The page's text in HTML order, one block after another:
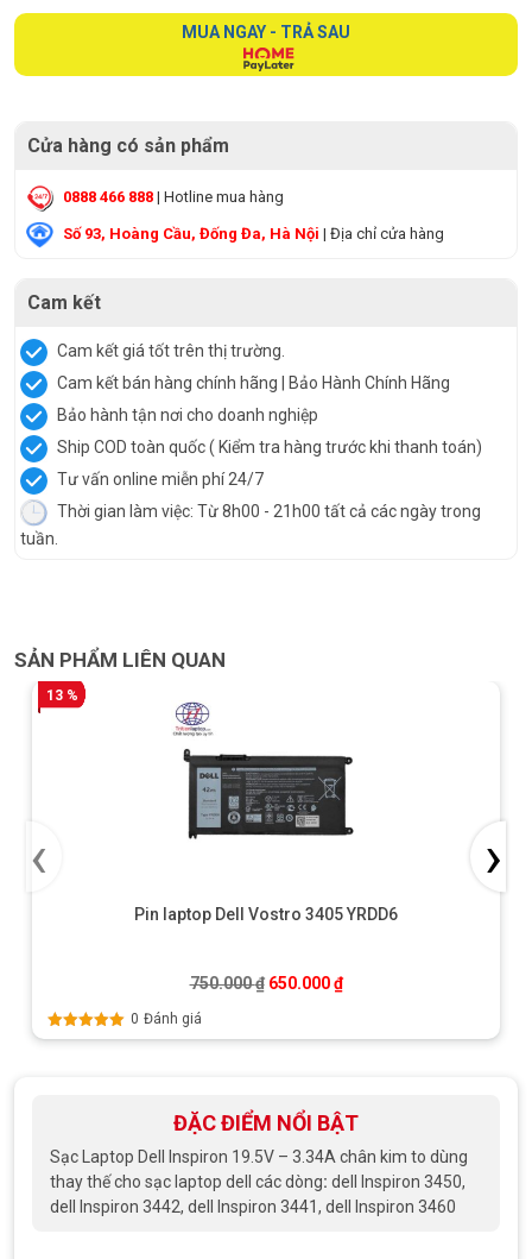
MUA NGAY - TRẢ SAU
Cửa hàng có sản phẩm
0888 466 888 | Hotline mua hàng
Số 93, Hoàng Cầu, Đống Đa, Hà Nội | Địa chỉ cửa hàng
Cam kết
Cam kết giá tốt trên thị trường.
Cam kết bán hàng chính hãng | Bảo Hành Chính Hãng
Bảo hành tận nơi cho doanh nghiệp
Ship COD toàn quốc ( Kiểm tra hàng trước khi thanh toán)
Tư vấn online miễn phí 24/7
Thời gian làm việc: Từ 8h00 - 21h00 tất cả các ngày trong
tuần.
SẢN PHẨM LIÊN QUAN
13 %
Pin laptop Dell Vostro 3405 YRDD6
750.000₫ Giá gốc là: 750.000 ₫.
650.000₫Giá hiện tại là: 650.000
Được xếp
0 Đánh giá
‹ ›
ĐẶC ĐIỂM NỔI BẬT
Sạc Laptop Dell Inspiron 19.5V – 3.34A chân kim to dùng
thay thế cho sạc laptop dell các dòng: dell Inspiron 3450,
dell Inspiron 3442, dell Inspiron 3441, dell Inspiron 3460